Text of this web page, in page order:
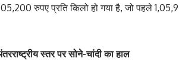
रुपए प्रति किलो हो गया है, जो पहले
स्तर पर सोने-चांदी का हाल